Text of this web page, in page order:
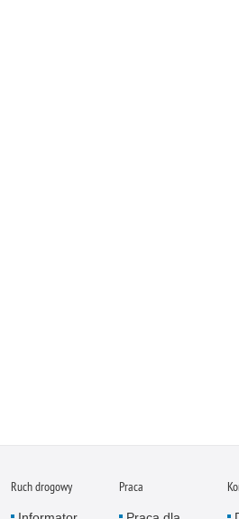
Ruch drogowy Praca